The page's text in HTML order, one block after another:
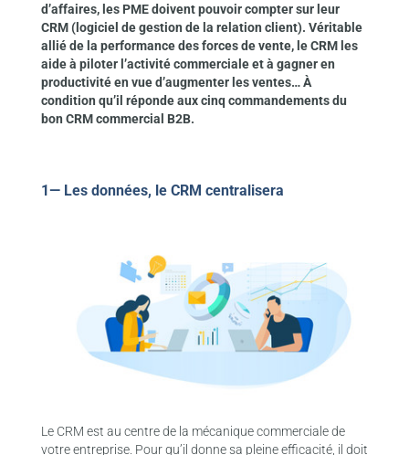
d’affaires, les PME doivent pouvoir compter sur leur
CRM (logiciel de gestion de la relation client). Véritable
allié de la performance des forces de vente, le CRM les
aide à piloter l’activité commerciale et à gagner en
productivité en vue d’augmenter les ventes… À
condition qu’il réponde aux cinq commandements du
bon CRM commercial B2B.
1— Les données, le CRM centralisera
Le CRM est au centre de la mécanique commerciale de
votre entreprise. Pour qu’il donne sa pleine efficacité, il doit